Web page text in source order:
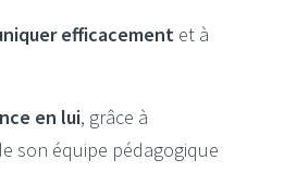
efficacement et à
en lui, grâce à
son équipe pédagogique